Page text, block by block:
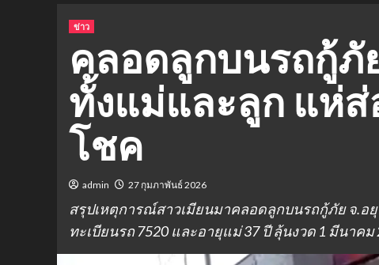
ข่าว
คลอดลูกบนรถกู้ภั
ทั้งแม่และลูก แห่ส่
โชค
admin 27 กุมภาพันธ์ 2026
สรุปเหตุการณ์สาวเมียนมาคลอดลูกบนรถกู้ภัย จ.อ
ทะเบียนรถ 7520 และอายุแม่ 37 ปี ลุ้นงวด 1 มีนาคม